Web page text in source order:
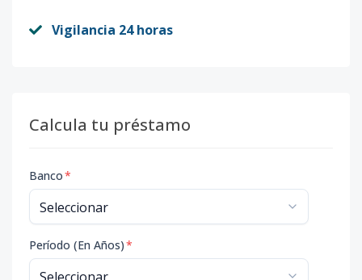
Vigilancia 24 horas
Calcula tu préstamo
Banco*
Período (En Años)*